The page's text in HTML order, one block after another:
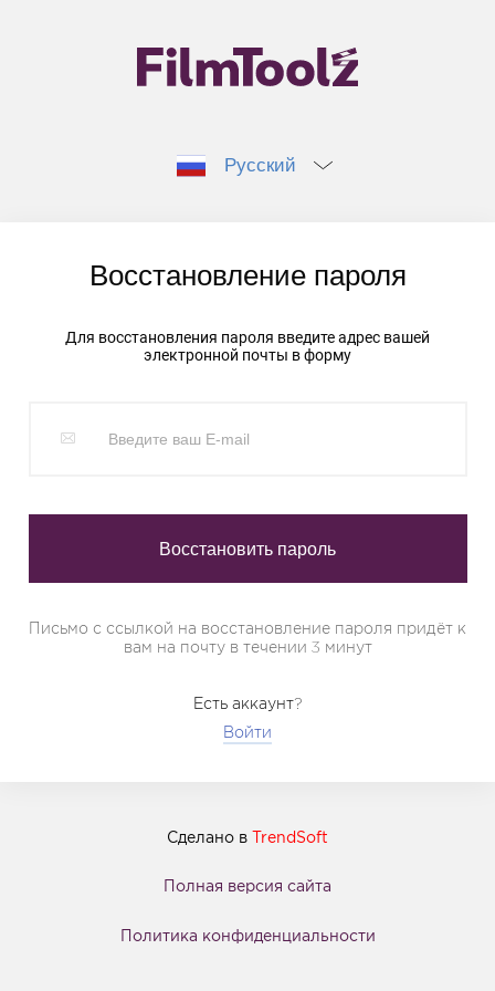
Русский
Восстановление пароля
Для восстановления пароля введите адрес вашей
электронной почты в форму
Письмо с ссылкой на восстановление пароля придёт к
вам на почту в течении 3 минут
Есть аккаунт?
Войти
Сделано в TrendSoft
Полная версия сайта
Политика конфиденциальности